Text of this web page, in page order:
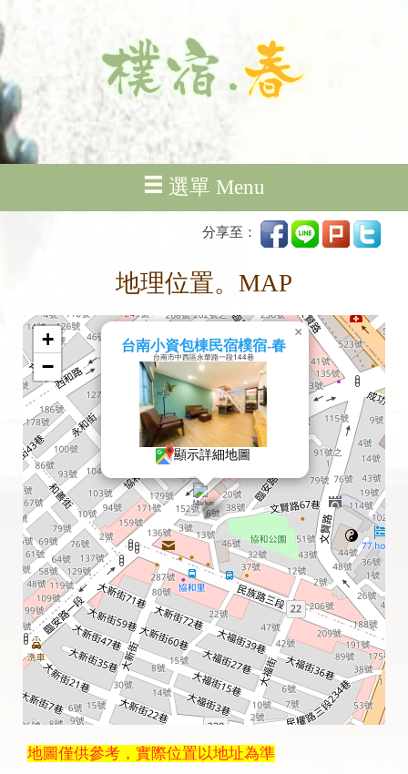
選單 Menu
分享至：
地理位置。MAP
台南小資包棟民宿樸宿-春
台南市中西區永華路一段144巷
顯示詳細地圖
×
+
−
地圖僅供參考，實際位置以地址為準